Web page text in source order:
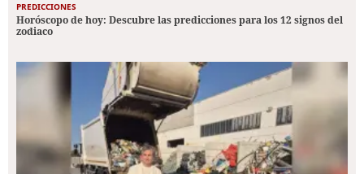
PREDICCIONES
Horóscopo de hoy: Descubre las predicciones para los 12 signos del
zodiaco